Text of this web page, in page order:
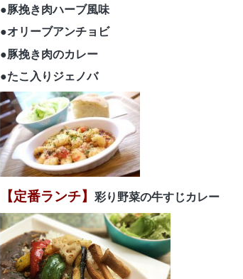
●豚挽き肉ハーブ風味
●オリーブアンチョビ
●豚挽き肉のカレー
●たこ入りジェノバ
【定番ランチ】 彩り野菜の牛すじカレー